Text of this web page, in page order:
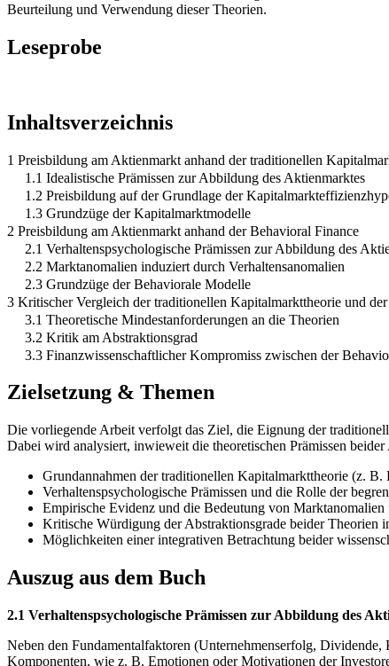
Beurteilung und Verwendung dieser Theorien.
Leseprobe
Inhaltsverzeichnis
1 Preisbildung am Aktienmarkt anhand der traditionellen
1.1 Idealistische Prämissen zur Abbildung des Aktienmarktes
1.2 Preisbildung auf der Grundlage der
1.3 Grundzüge der Kapitalmarktmodelle
2 Preisbildung am Aktienmarkt anhand der Behavioral Finance
2.1 Verhaltenspsychologische Prämissen zur Abbildung des
2.2 Marktanomalien induziert durch Verhaltensanomalien
2.3 Grundzüge der Behaviorale Modelle
3 Kritischer Vergleich der traditionellen Kapitalmarkttheorie und
3.1 Theoretische Mindestanforderungen an die Theorien
3.2 Kritik am Abstraktionsgrad
3.3 Finanzwissenschaftlicher Kompromiss zwischen der
Zielsetzung & Themen
Die vorliegende Arbeit verfolgt das Ziel, die Eignung der
Dabei wird analysiert, inwieweit die theoretischen Prämissen
Grundannahmen der traditionellen Kapitalmarkttheorie (z.
Verhaltenspsychologische Prämissen und die Rolle der
Empirische Evidenz und die Bedeutung von
Kritische Würdigung der Abstraktionsgrade beider Theorien
Möglichkeiten einer integrativen Betrachtung beider
Auszug aus dem Buch
2.1 Verhaltenspsychologische Prämissen zur Abbildung des
Neben den Fundamentalfaktoren (Unternehmenserfolg,
Komponenten, wie z. B. Emotionen oder Motivationen der